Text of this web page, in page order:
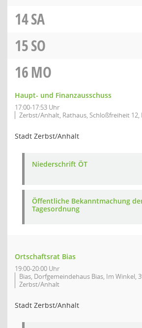
14SA
15SO
16MO
Haupt- und Finanzausschuss
17:00-17:53 Uhr
Zerbst/Anhalt, Rathaus, Schloßfreiheit 12,
Stadt Zerbst/Anhalt
Niederschrift ÖT
Öffentliche Bekanntmachung
Tagesordnung
Ortschaftsrat Bias
19:00-20:00 Uhr
Bias, Dorfgemeindehaus Bias, Im Winkel,
Zerbst/Anhalt
Stadt Zerbst/Anhalt